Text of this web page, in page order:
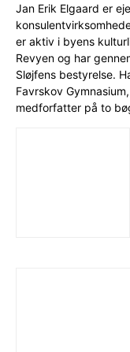
Jan Erik Elgaard er
er aktiv i byens
Revyen og har
Sløjfens bestyrelse.
Favrskov
medforfatter på to